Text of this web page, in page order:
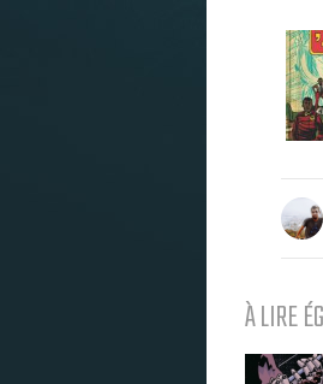
À LIRE